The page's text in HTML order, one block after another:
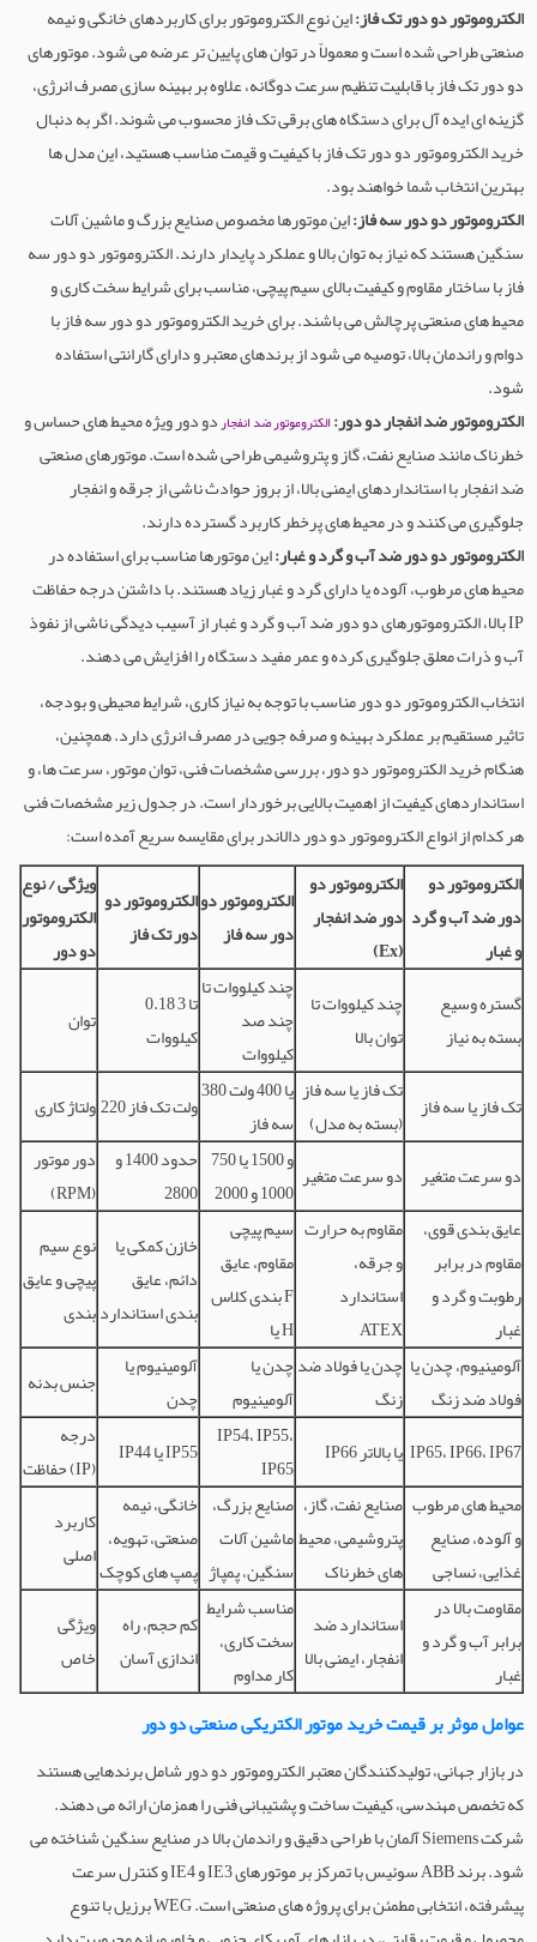
الکتروموتور دو دور تک فاز:این نوع الکتروموتور برای کاربردهای خانگی و نیمه
صنعتی طراحی شده است و معمولاً در توان های پایین تر عرضه می شود. موتورهای
دو دور تک فاز با قابلیت تنظیم سرعت دوگانه، علاوه بر بهینه سازی مصرف انرژی،
گزینه ای ایده آل برای دستگاه های برقی تک فاز محسوب می شوند. اگر به دنبال
خرید الکتروموتور دو دور تک فاز با کیفیت و قیمت مناسب هستید، این مدل ها
بهترین انتخاب شما خواهند بود.
الکتروموتور دو دور سه فاز:این موتورها مخصوص صنایع بزرگ و ماشین آلات
سنگین هستند که نیاز به توان بالا و عملکرد پایدار دارند. الکتروموتور دو دور سه
فاز با ساختار مقاوم و کیفیت بالای سیم پیچی، مناسب برای شرایط سخت کاری و
محیط های صنعتی پرچالش می باشند. برای خرید الکتروموتور دو دور سه فاز با
دوام و راندمان بالا، توصیه می شود از برندهای معتبر و دارای گارانتی استفاده
شود.
الکتروموتور ضد انفجار دو دور:الکتروموتور ضد انفجاردو دور ویژه محیط های حساس و
خطرناک مانند صنایع نفت، گاز و پتروشیمی طراحی شده است. موتورهای صنعتی
ضد انفجار با استانداردهای ایمنی بالا، از بروز حوادث ناشی از جرقه و انفجار
جلوگیری می کنند و در محیط های پرخطر کاربرد گسترده دارند.
الکتروموتور دو دور ضد آب و گرد و غبار:این موتورها مناسب برای استفاده در
محیط های مرطوب، آلوده یا دارای گرد و غبار زیاد هستند. با داشتن درجه حفاظت
IP بالا، الکتروموتورهای دو دور ضد آب و گرد و غبار از آسیب دیدگی ناشی از نفوذ
آب و ذرات معلق جلوگیری کرده و عمر مفید دستگاه را افزایش می دهند.
انتخاب الکتروموتور دو دور مناسب با توجه به نیاز کاری، شرایط محیطی و بودجه،
تاثیر مستقیم بر عملکرد بهینه و صرفه جویی در مصرف انرژی دارد. همچنین،
هنگام خرید الکتروموتور دو دور، بررسی مشخصات فنی، توان موتور، سرعت ها، و
استانداردهای کیفیت از اهمیت بالایی برخوردار است. در جدول زیر مشخصات فنی
هر کدام از انواع الکتروموتور دو دور دالاندر برای مقایسه سریع آمده است:
ویژگی / نوع
الکتروموتور
دو دور
الکتروموتور دو
دور تک فاز
الکتروموتور دو
دور سه فاز
الکتروموتور دو
دور ضد انفجار
(Ex)
الکتروموتور دو
دور ضد آب و گرد
و غبار
توان
0.18 تا 3
کیلووات
چند کیلووات تا
چند صد
کیلووات
چند کیلووات تا
توان بالا
گستره وسیع
بسته به نیاز
ولتاژ کاری 220 ولت تک فاز380 یا 400 ولت
سه فاز
تک فاز یا سه فاز
(بسته به مدل) تک فاز یا سه فاز
دور موتور
(RPM)
حدود 1400 و
2800
750 و 1500 یا
1000 و 2000 دو سرعت متغیر دو سرعت متغیر
نوع سیم
پیچی و عایق
بندی
خازن کمکی یا
دائم، عایق
بندی استاندارد
سیم پیچی
مقاوم، عایق
بندی کلاس F
یا H
مقاوم به حرارت
و جرقه،
استاندارد
ATEX
عایق بندی قوی،
مقاوم در برابر
رطوبت و گرد و
غبار
جنس بدنه
آلومینیوم یا
چدن
چدن یا
آلومینیوم
چدن یا فولاد ضد
زنگ
آلومینیوم، چدن یا
فولاد ضد زنگ
درجه
حفاظت (IP)
IP44 یا IP55 IP54، IP55،
IP65
IP66 یا بالاتر IP65، IP66، IP67
کاربرد
اصلی
خانگی، نیمه
صنعتی، تهویه،
پمپ های کوچک
صنایع بزرگ،
ماشین آلات
سنگین، پمپاژ
صنایع نفت، گاز،
پتروشیمی، محیط
های خطرناک
محیط های مرطوب
و آلوده، صنایع
غذایی، نساجی
ویژگی
خاص
کم حجم، راه
اندازی آسان
مناسب شرایط
سخت کاری،
کار مداوم
استاندارد ضد
انفجار، ایمنی بالا
مقاومت بالا در
برابر آب و گرد و
غبار
عوامل موثر بر قیمت خرید موتور الکتریکی صنعتی دو دور
در بازار جهانی، تولیدکنندگان معتبر الکتروموتور دو دور شامل برندهایی هستند
که تخصص مهندسی، کیفیت ساخت و پشتیبانی فنی را همزمان ارائه می دهند.
شرکت Siemens آلمان با طراحی دقیق و راندمان بالا در صنایع سنگین شناخته می
شود. برند ABB سوئیس با تمرکز بر موتورهای IE3 و IE4 و کنترل سرعت
پیشرفته، انتخابی مطمئن برای پروژه های صنعتی است. WEG برزیل با تنوع